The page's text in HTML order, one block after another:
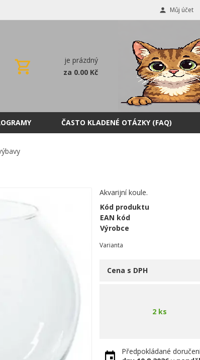
Můj účet
je prázdný
za 0.00 Kč
ČASTO KLADENÉ OTÁZKY (FAQ)
Akvarijní koule.
Kód produktu
EAN kód
Výrobce
Varianta
Cena s DPH
2 ks
Předpokládané